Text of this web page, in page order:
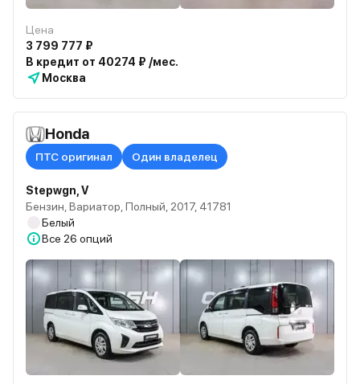
Цена
3 799 777 ₽
В кредит от 40274 ₽ /мес.
Москва
Honda
ПТС оригинал Один владелец
Stepwgn, V
Бензин, Вариатор, Полный, 2017, 41781
Белый
Все 26 опций